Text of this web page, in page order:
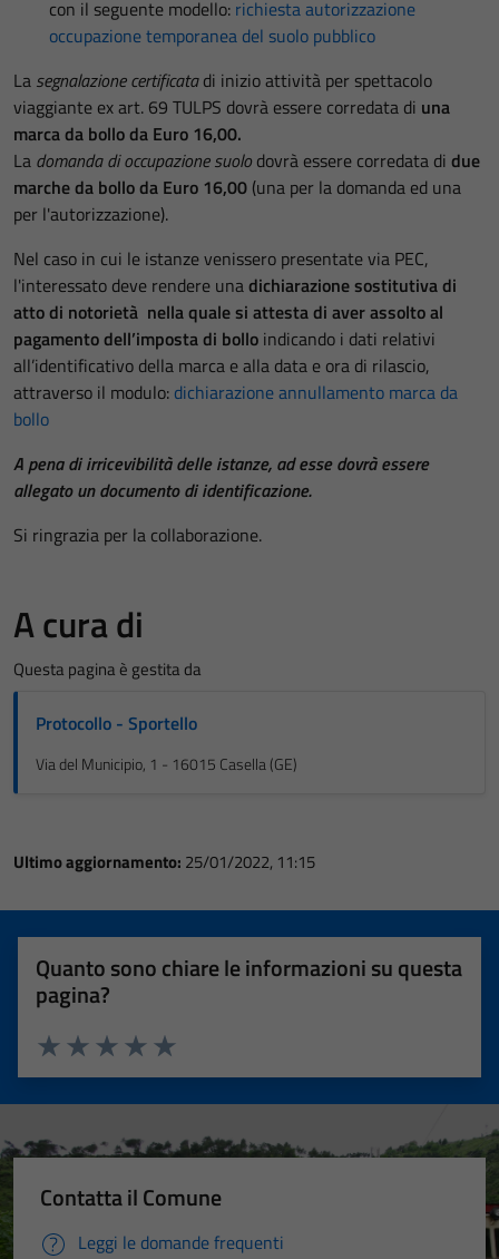
con il seguente modello: richiesta autorizzazione
occupazione temporanea del suolo pubblico
La segnalazione certificatadi inizio attività per spettacolo
viaggiante ex art. 69 TULPS dovrà essere corredata di una
marca da bollo da Euro 16,00.
La domanda di occupazione suolo dovrà essere corredata di due
marche da bollo da Euro 16,00 (una per la domanda ed una
per l'autorizzazione).
Nel caso in cui le istanze venissero presentate via PEC,
l'interessato deve rendere unadichiarazione sostitutiva di
atto di notorietà nella quale si attesta di aver assolto al
pagamento dell’imposta di bollo indicando i dati relativi
all’identificativo della marca e alla data e ora di rilascio,
attraverso il modulo: dichiarazione annullamento marca da
bollo
A pena di irricevibilità delle istanze, ad esse dovrà essere
allegato un documento di identificazione.
Si ringrazia per la collaborazione.
A cura di
Questa pagina è gestita da
Protocollo - Sportello
Via del Municipio, 1 - 16015 Casella (GE)
Ultimo aggiornamento: 25/01/2022, 11:15
Quanto sono chiare le informazioni su questa
pagina?
Valuta 5 stelle su 5
Valuta 4 stelle su 5
Valuta 3 stelle su 5
Valuta 2 stelle su 5
Valuta 1 stelle su 5
Contatta il Comune
Leggi le domande frequenti